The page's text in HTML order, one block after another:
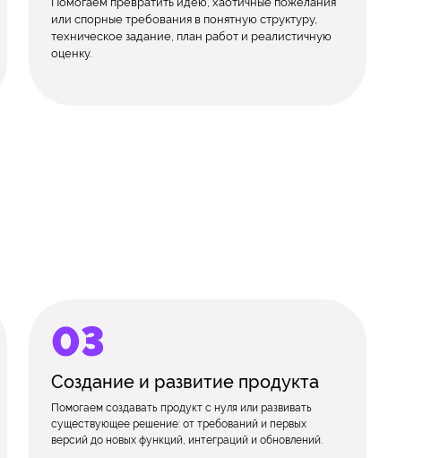
или спорные требования в понятную структуру,
техническое задание, план работ и реалистичную
оценку.
Создание и развитие продукта
Помогаем создавать продукт с нуля или развивать
существующее решение: от требований и первых
версий до новых функций, интеграций и обновлений.